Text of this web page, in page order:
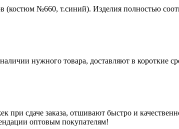
(костюм №660, т.синий). Изделия полностью
нужного товара, доставляют в короткие
при сдаче заказа, отшивают быстро и
оптовым покупателям!